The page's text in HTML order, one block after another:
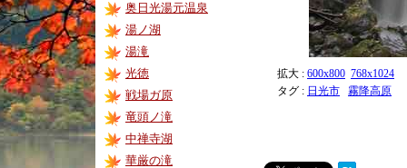
奥日光湯元温泉
湯ノ湖
湯滝
光徳
戦場ガ原
竜頭ノ滝
中禅寺湖
華厳の滝
拡大 : 600x800 768x1024
タグ : 日光市 霧降高原